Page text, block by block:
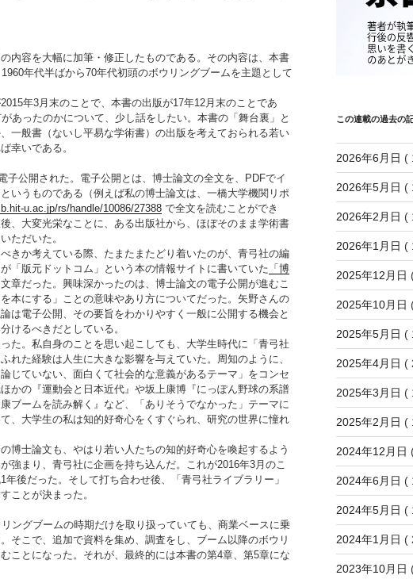
内容を大幅に加筆・修正したものである。その内容は、本書
年代半ばから70年代初頭のボウリングブームを主題として
年3月末のことで、本書の出版が17年12月末のことであ
あったのかについて、少し話をしたい。本書の「舞台裏」と
一般書（ないし平易な学術書）の出版を考えておられる若い
幸いである。
子公開された。電子公開とは、博士論文の全文を、PDFでイ
いうものである（例えば私の博士論文は、一橋大学機関リポ
u.ac.jp/rs/handle/10086/27388 で全文を読むことができ
、大変光栄なことに、ある出版社から、ほぼそのまま学術書
ただいた。
きか考えている際、たまたまたどり着いたのが、青弓社の編
「版元ドットコム」という本の情報サイトに書いていた 「博
章だった。興味深かったのは、博士論文の電子公開が進むこ
本にする」ことの意味やあり方についてだった。矢野さんの
は電子公開、その要旨をわかりやすく一般に公開する機会と
けるべきだとしている。
た。私自身のことを思い起こしても、大学生時代に「青弓社
れた経験は人生に大きな影響を与えていた。周知のように、
じていない、面白くて社会的な意義があるテーマ」をコンセ
かの『運動会と日本近代』や坂上康博『にっぽん野球の系譜
ブームを読み解く』など、「ありそうでなかった」テーマに
、大学生の私は知的好奇心をくすぐられ、研究の世界に憧れ
博士論文も、やはり若い人たちの知的好奇心を喚起するよう
強まり、青弓社に企画を持ち込んだ。これが2016年3月のこ
年後だった。そして打ち合わせ後、「青弓社ライブラリー」
ことが決まった。
ングブームの時期だけを取り扱っていても、商業ベースに乗
そこで、追加で資料を集め、調査をし、ブーム以降のボウリ
ことになった。それが、最終的には本書の第4章、第5章にな
この連載の過去の
2026年6月日 (
2026年5月日 (
2026年2月日 (
2026年1月日 (
2025年12月日
2025年10月日
2025年5月日 (
2025年4月日 (
2025年3月日 (
2025年2月日 (
2024年12月日
2024年6月日 (
2024年5月日 (
2024年1月日 (
2023年10月日